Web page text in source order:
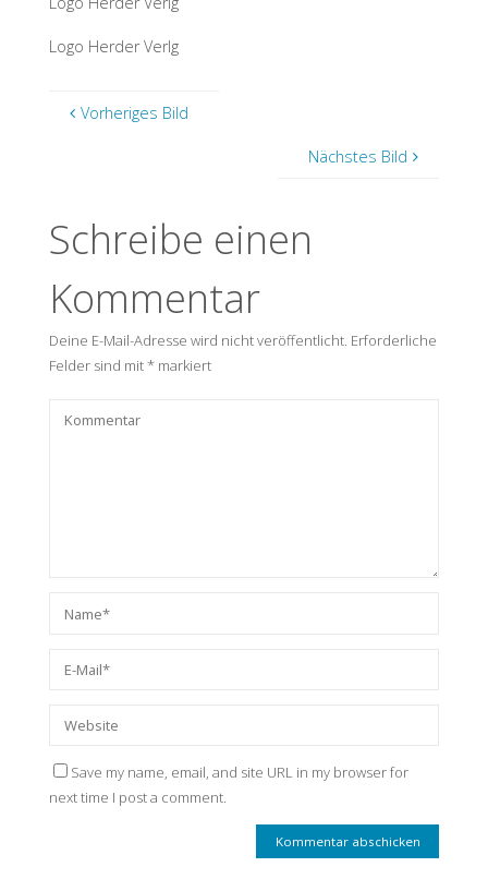
Logo Herder Verlg
Vorheriges Bild
Nächstes Bild
Schreibe einen
Kommentar
Deine E-Mail-Adresse wird nicht veröffentlicht. Erforderliche
Felder sind mit*markiert
Save my name, email, and site URL in my browser for
next time I post a comment.